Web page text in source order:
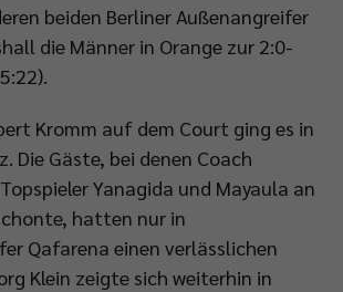
beiden Berliner Außenangreifer
die Männer in Orange zur 2:0-
Kromm auf dem Court ging es in
Die Gäste, bei denen Coach
Yanagida und Mayaula an
hatten nur in
Qafarena einen verlässlichen
Klein zeigte sich weiterhin in